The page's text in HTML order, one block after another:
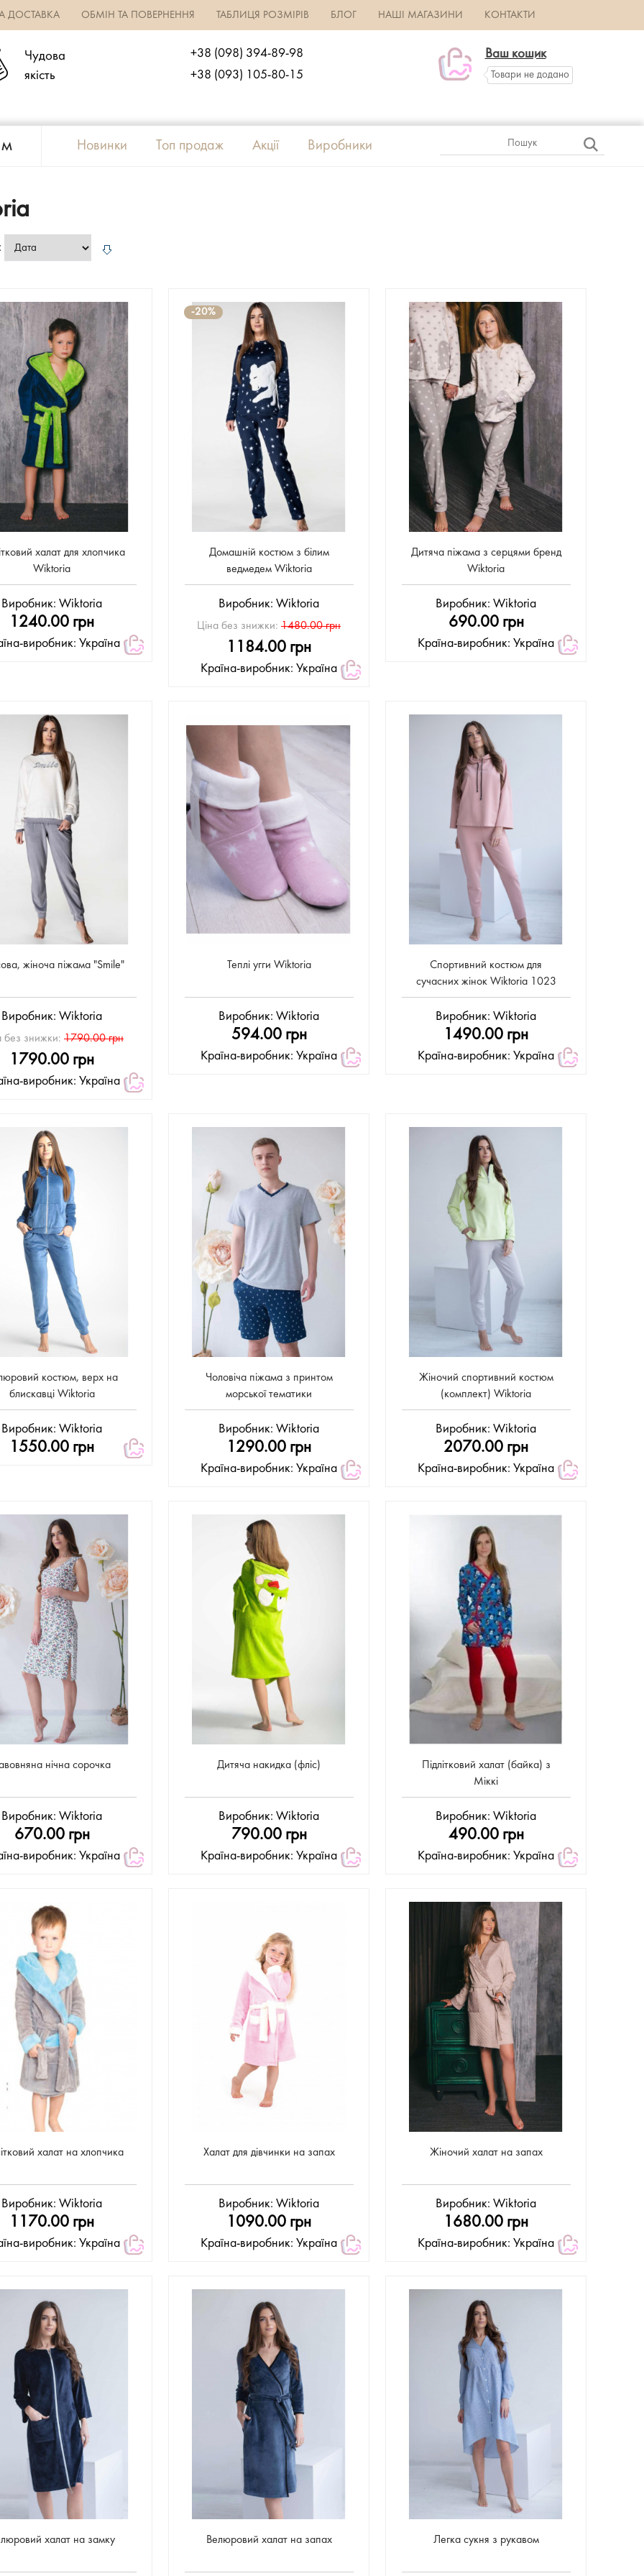
ДОСТАВКА ОБМІН ТА ПОВЕРНЕННЯ ТАБЛИЦЯ РОЗМІРІВ БЛОГ НАШІ МАГАЗИНИ КОНТАКТИ
Чудова
якість
+38 (098) 394-89-98
+38 (093) 105-80-15
Ваш кошик
Товари не додано
Новинки Топ продаж Акції Виробники
халат для хлопчика
Wiktoria
Виробник: Wiktoria
1240.00 грн
виробник: Україна
-20%
Домашній костюм з білим
ведмедем Wiktoria
Виробник: Wiktoria
Ціна без знижки: 1480.00 грн
1184.00 грн
Країна-виробник: Україна
Дитяча піжама з серцями бренд
Wiktoria
Виробник: Wiktoria
690.00 грн
Країна-виробник: Україна
жіноча піжама "Smile"
Виробник: Wiktoria
без знижки: 1790.00 грн
1790.00 грн
виробник: Україна
Теплі угги Wiktoria
Виробник: Wiktoria
594.00 грн
Країна-виробник: Україна
Спортивний костюм для
сучасних жінок Wiktoria 1023
Виробник: Wiktoria
1490.00 грн
Країна-виробник: Україна
костюм, верх на
блискавці Wiktoria
Виробник: Wiktoria
1550.00 грн
Чоловіча піжама з принтом
морської тематики
Виробник: Wiktoria
1290.00 грн
Країна-виробник: Україна
Жіночий спортивний костюм
(комплект) Wiktoria
Виробник: Wiktoria
2070.00 грн
Країна-виробник: Україна
нічна сорочка
Виробник: Wiktoria
670.00 грн
виробник: Україна
Дитяча накидка (фліс)
Виробник: Wiktoria
790.00 грн
Країна-виробник: Україна
Підлітковий халат (байка) з
Міккі
Виробник: Wiktoria
490.00 грн
Країна-виробник: Україна
халат на хлопчика
Виробник: Wiktoria
1170.00 грн
виробник: Україна
Халат для дівчинки на запах
Виробник: Wiktoria
1090.00 грн
Країна-виробник: Україна
Жіночий халат на запах
Виробник: Wiktoria
1680.00 грн
Країна-виробник: Україна
халат на замку Велюровий халат на запах Легка сукня з рукавом